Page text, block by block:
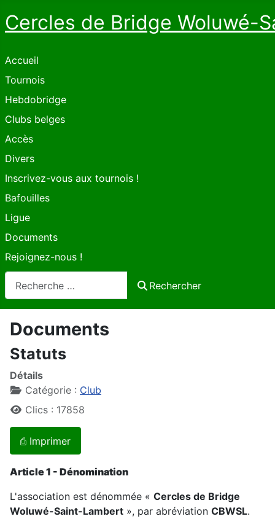
Cercles de Bridge Woluwé-
Accueil
Tournois
Hebdobridge
Clubs belges
Accès
Divers
Inscrivez-vous aux tournois !
Bafouilles
Ligue
Documents
Rejoignez-nous !
Rechercher
Documents
Statuts
Détails
Catégorie : Club
Clics : 17858
⎙ Imprimer
Article 1 - Dénomination
L'association est dénommée « Cercles de Bridge
Woluwé-Saint-Lambert », par abréviation CBWSL.